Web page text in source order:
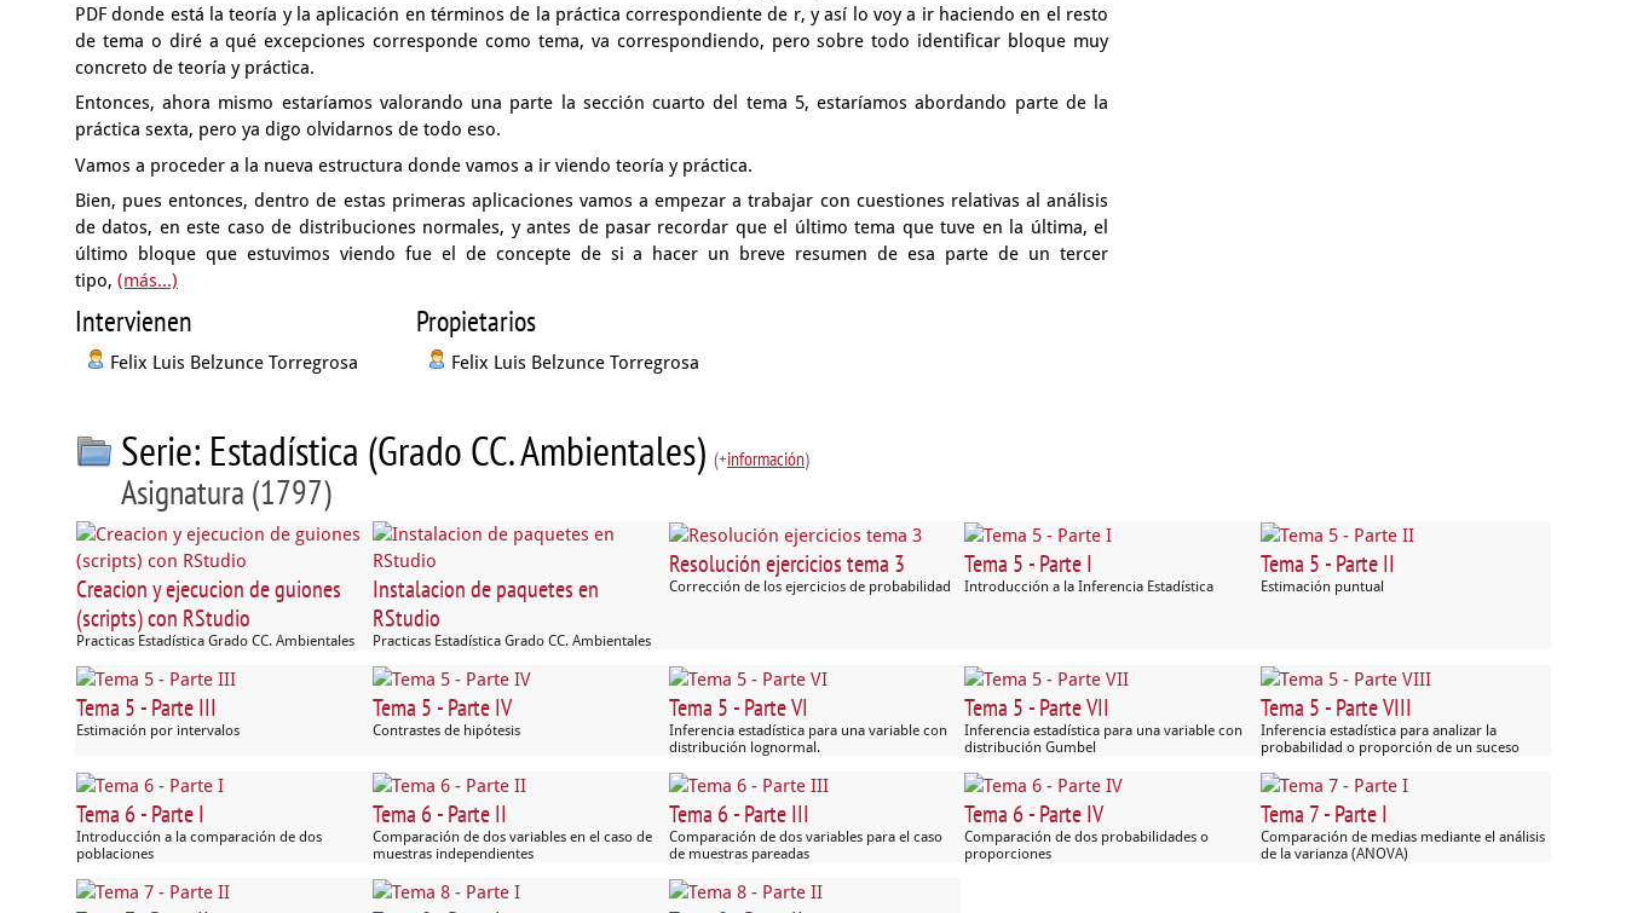
PDF donde está la teoría y la aplicación en términos de la práctica correspondiente de r,y así lo voy a ir haciendo en el resto
de tema o diré a qué excepciones corresponde como tema, va correspondiendo, pero sobre todo identificar bloque muy
concreto de teoría y práctica.
Entonces, ahora mismo estaríamos valorando una parte
la sección cuarto del tema 5,estaríamos abordando parte de la
práctica sexta, pero ya digo olvidarnos de todo eso.
Vamos a proceder a la nueva estructura donde vamos a ir viendo teoría y práctica.
Bien, pues entonces, dentro de estas primeras aplicaciones vamos a empezar a trabajar con cuestiones relativas al análisis
de datos, en este caso de distribuciones normales, y antes de pasar recordar que el último tema que tuve en la última, el
último bloque que estuvimos viendo fue el de concepte de si a hacer un breve resumende esa parte de un tercer
tipo, (más...)
Intervienen
Felix Luis Belzunce Torregrosa
Propietarios
Felix Luis Belzunce Torregrosa
Serie: Estadística (Grado CC. Ambientales) (+información)
Asignatura (1797)
Creacion y ejecucion de guiones
(scripts) con RStudio
Practicas Estadística Grado CC. Ambientales
Instalacion de paquetes en
RStudio
Practicas Estadística Grado CC. Ambientales
Resolución ejercicios tema 3
Corrección de los ejercicios de probabilidad
Tema 5 - Parte I
Introducción a la Inferencia Estadística
Tema 5 - Parte II
Estimación puntual
Tema 5 - Parte III
Estimación por intervalos
Tema 5 - Parte IV
Contrastes de hipótesis
Tema 5 - Parte VI
Inferencia estadística para una variable con
distribución lognormal.
Tema 5 - Parte VII
Inferencia estadística para una variable con
distribución Gumbel
Tema 5 - Parte VIII
Inferencia estadística para analizar la
probabilidad o proporción de un suceso
Tema 6 - Parte I
Introducción a la comparación de dos
poblaciones
Tema 6 - Parte II
Comparación de dos variables en el caso de
muestras independientes
Tema 6 - Parte III
Comparación de dos variables para el caso
de muestras pareadas
Tema 6 - Parte IV
Comparación de dos probabilidades o
proporciones
Tema 7 - Parte I
Comparación de medias mediante el análisis
de la varianza (ANOVA)